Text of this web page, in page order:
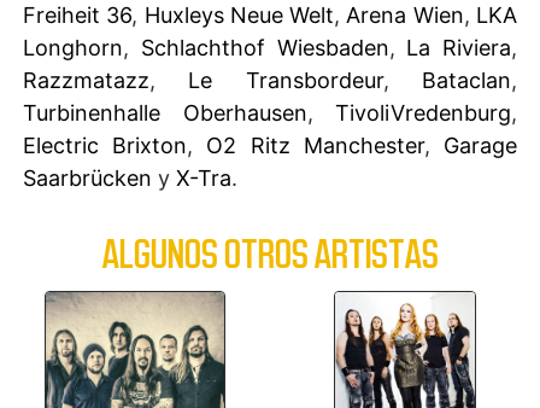
Freiheit 36, Huxleys Neue Welt, Arena Wien, LKA
Longhorn, Schlachthof Wiesbaden, La Riviera,
Razzmatazz, Le Transbordeur, Bataclan,
Turbinenhalle Oberhausen, TivoliVredenburg,
Electric Brixton, O2 Ritz Manchester, Garage
Saarbrücken y X-Tra.
ALGUNOS OTROS ARTISTAS